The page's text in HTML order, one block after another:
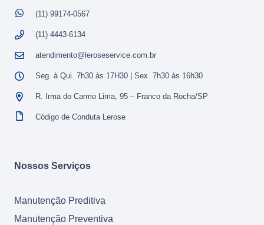
(11) 99174-0567
(11) 4443-6134
atendimento@leroseservice.com.br
Seg. à Qui. 7h30 às 17H30 | Sex. 7h30 às 16h30
R. Irma do Carmo Lima, 95 – Franco da Rocha/SP
Código de Conduta Lerose
Nossos Serviços
Manutenção Preditiva
Manutenção Preventiva